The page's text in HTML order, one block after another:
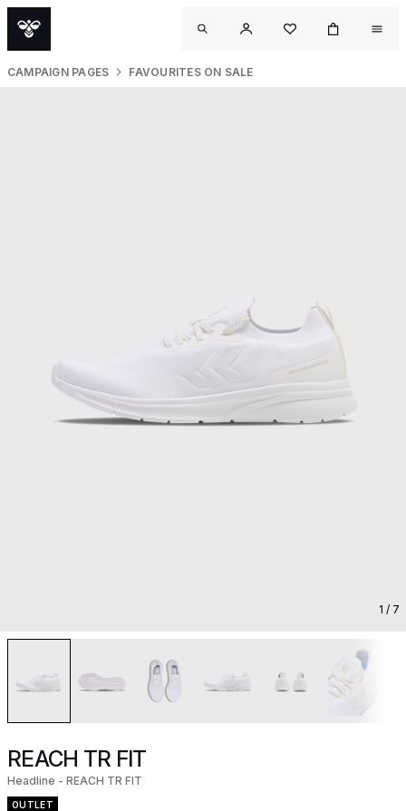
CAMPAIGN PAGES FAVOURITES ON SALE
1 / 7
REACH TR FIT
Headline - REACH TR FIT
OUTLET